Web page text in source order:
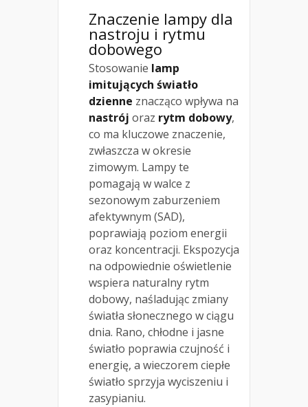
Znaczenie lampy dla
nastroju i rytmu
dobowego
Stosowanie lamp
imitujących światło
dzienne znacząco wpływa na
nastrój oraz rytm dobowy,
co ma kluczowe znaczenie,
zwłaszcza w okresie
zimowym. Lampy te
pomagają w walce z
sezonowym zaburzeniem
afektywnym (SAD),
poprawiają poziom energii
oraz koncentracji. Ekspozycja
na odpowiednie oświetlenie
wspiera naturalny rytm
dobowy, naśladując zmiany
światła słonecznego w ciągu
dnia. Rano, chłodne i jasne
światło poprawia czujność i
energię, a wieczorem ciepłe
światło sprzyja wyciszeniu i
zasypianiu.